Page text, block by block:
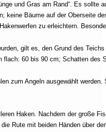
und Gras am Rand“. Es
keine Bäume auf der Oberseite
zu erleichtern.
gilt es, den Grund des
flach: 60 bis 90 cm; Schatten
zum Angeln ausgewählt
Haken. Nachdem der große
Rute mit beiden Händen über